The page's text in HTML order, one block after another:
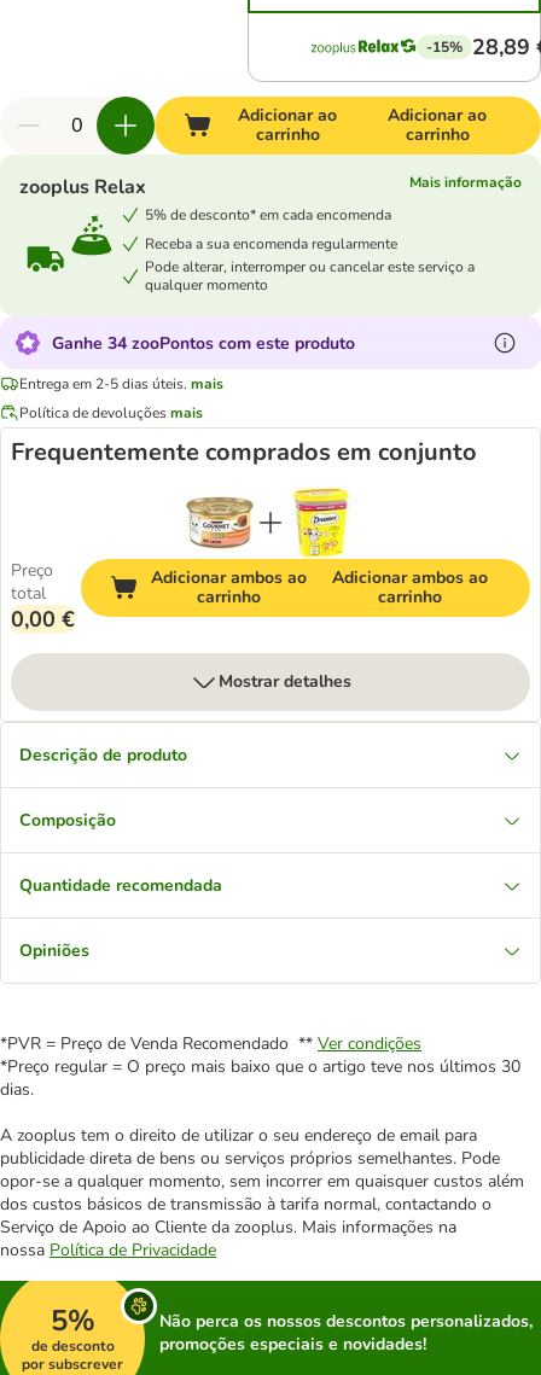
-15% 28,89
Adicionar ao
carrinho
Adicionar ao
carrinho
zooplus Relax
Mais informação
5% de desconto* em cada encomenda
Receba a sua encomenda regularmente
Pode alterar, interromper ou cancelar este serviço a
qualquer momento
Ganhe 34 zooPontos com este produto
Entrega em 2-5 dias úteis. mais
Política de devoluçõesmais
Frequentemente comprados em conjunto
Preço
total
0,00 €
Adicionar ambos ao
carrinho
Adicionar ambos ao
carrinho
Mostrar detalhes
Descrição de produto
Composição
Quantidade recomendada
Opiniões
*PVR = Preço de Venda Recomendado ** Ver condições
*Preço regular = O preço mais baixo que o artigo teve nos últimos 30
dias.
A zooplus tem o direito de utilizar o seu endereço de email para
publicidade direta de bens ou serviços próprios semelhantes. Pode
opor-se a qualquer momento, sem incorrer em quaisquer custos além
dos custos básicos de transmissão à tarifa normal, contactando o
Serviço de Apoio ao Cliente da zooplus. Mais informações na
nossa Política de Privacidade
5%
de desconto
por subscrever
Não perca os nossos descontos personalizados,
promoções especiais e novidades!